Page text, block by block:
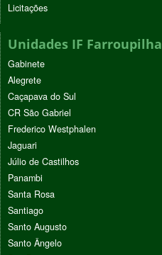
Licitações
Unidades IF Farroupilha
Gabinete
Alegrete
Caçapava do Sul
CR São Gabriel
Frederico Westphalen
Jaguari
Júlio de Castilhos
Panambi
Santa Rosa
Santiago
Santo Augusto
Santo Ângelo